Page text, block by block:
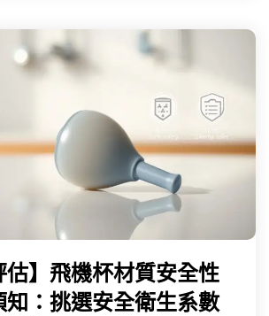
估】飛機杯材質安全性
知：挑選安全衛生系數